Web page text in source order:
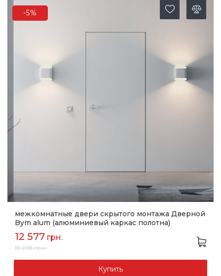
-5%
межкомнатные двери скрытого монтажа Дверной
Bym alum (алюминиевый каркас полотна)
12 577 грн.
13 238грн.
Купить